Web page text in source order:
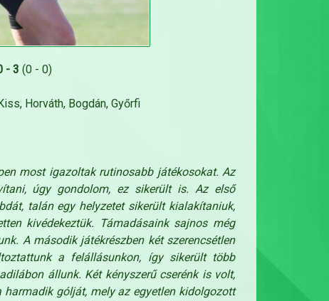
- 3 (0 - 0)
Horváth, Bogdán, Győrfi
most igazoltak rutinosabb játékosokat. Az
úgy gondolom, ez sikerült is. Az első
talán egy helyzetet sikerült kialakítaniuk,
kivédekeztük. Támadásaink sajnos még
A második játékrészben két szerencsétlen
a felállásunkon, így sikerült több
állunk. Két kényszerű cserénk is volt,
gólját, mely az egyetlen kidolgozott